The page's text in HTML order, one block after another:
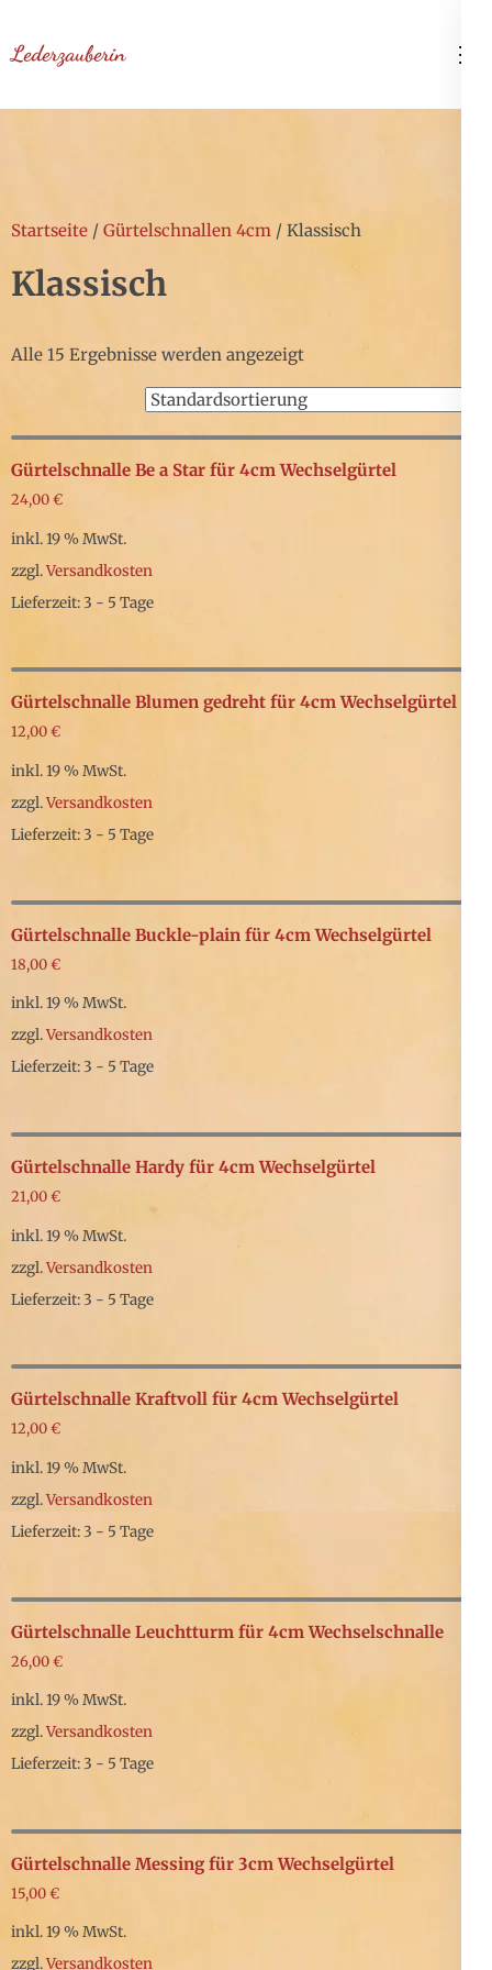
Inhalt
(Enter
Lederzauberin
Startseite / Gürtelschnallen 4cm / Klassisch
Klassisch
Alle 15 Ergebnisse werden angezeigt
Gürtelschnalle Be a Star für 4cm Wechselgürtel
24,00€
inkl. 19 % MwSt.
zzgl.Versandkosten
Lieferzeit: 3 - 5 Tage
Gürtelschnalle Blumen gedreht für 4cm Wechselgürtel
12,00€
inkl. 19 % MwSt.
zzgl.Versandkosten
Lieferzeit: 3 - 5 Tage
Gürtelschnalle Buckle-plain für 4cm Wechselgürtel
18,00€
inkl. 19 % MwSt.
zzgl.Versandkosten
Lieferzeit: 3 - 5 Tage
Gürtelschnalle Hardy für 4cm Wechselgürtel
21,00€
inkl. 19 % MwSt.
zzgl.Versandkosten
Lieferzeit: 3 - 5 Tage
Gürtelschnalle Kraftvoll für 4cm Wechselgürtel
12,00€
inkl. 19 % MwSt.
zzgl.Versandkosten
Lieferzeit: 3 - 5 Tage
Gürtelschnalle Leuchtturm für 4cm Wechselschnalle
26,00€
inkl. 19 % MwSt.
zzgl.Versandkosten
Lieferzeit: 3 - 5 Tage
Gürtelschnalle Messing für 3cm Wechselgürtel
15,00€
inkl. 19 % MwSt.
zzgl.Versandkosten